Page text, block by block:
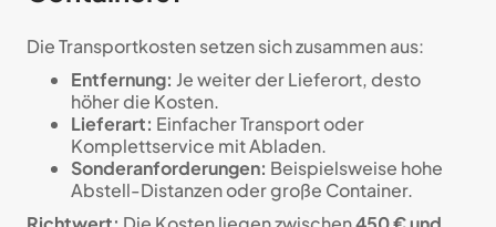
Die Transportkosten setzen sich zusammen aus:
Entfernung: Je weiter der Lieferort, desto
höher die Kosten.
Lieferart: Einfacher Transport oder
Komplettservice mit Abladen.
Sonderanforderungen: Beispielsweise hohe
Abstell-Distanzen oder große Container.